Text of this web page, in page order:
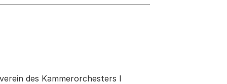
des Kammerorchesters I